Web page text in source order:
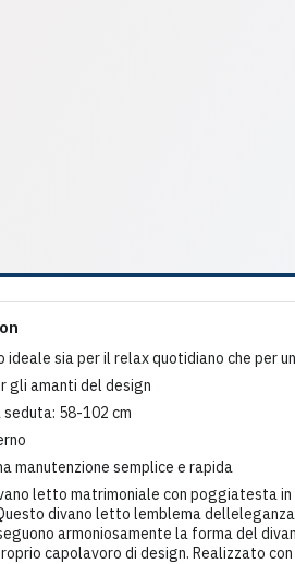
ideale sia per il relax quotidiano che per
gli amanti del design
58-102 cm
manutenzione semplice e rapida
letto matrimoniale con poggiatesta
divano letto lemblema
armoniosamente la forma del
capolavoro di design. Realizzato